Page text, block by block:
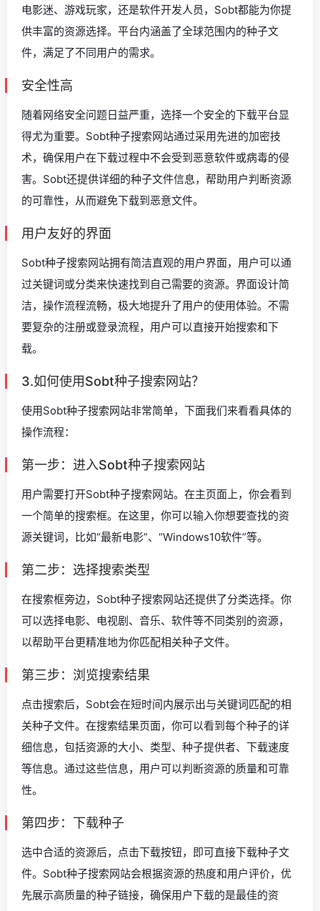
电影迷、游戏玩家，还是软件开发人员，Sobt都能为你提
供丰富的资源选择。平台内涵盖了全球范围内的种子文
件，满足了不同用户的需求。
安全性高
随着网络安全问题日益严重，选择一个安全的下载平台显
得尤为重要。Sobt种子搜索网站通过采用先进的加密技
术，确保用户在下载过程中不会受到恶意软件或病毒的侵
害。Sobt还提供详细的种子文件信息，帮助用户判断资源
的可靠性，从而避免下载到恶意文件。
用户友好的界面
Sobt种子搜索网站拥有简洁直观的用户界面，用户可以通
过关键词或分类来快速找到自己需要的资源。界面设计简
洁，操作流程流畅，极大地提升了用户的使用体验。不需
要复杂的注册或登录流程，用户可以直接开始搜索和下
载。
3.如何使用Sobt种子搜索网站？
使用Sobt种子搜索网站非常简单，下面我们来看看具体的
操作流程：
第一步：进入Sobt种子搜索网站
用户需要打开Sobt种子搜索网站。在主页面上，你会看到
一个简单的搜索框。在这里，你可以输入你想要查找的资
源关键词，比如“最新电影”、“Windows10软件”等。
第二步：选择搜索类型
在搜索框旁边，Sobt种子搜索网站还提供了分类选择。你
可以选择电影、电视剧、音乐、软件等不同类别的资源，
以帮助平台更精准地为你匹配相关种子文件。
第三步：浏览搜索结果
点击搜索后，Sobt会在短时间内展示出与关键词匹配的相
关种子文件。在搜索结果页面，你可以看到每个种子的详
细信息，包括资源的大小、类型、种子提供者、下载速度
等信息。通过这些信息，用户可以判断资源的质量和可靠
性。
第四步：下载种子
选中合适的资源后，点击下载按钮，即可直接下载种子文
件。Sobt种子搜索网站会根据资源的热度和用户评价，优
先展示高质量的种子链接，确保用户下载的是最佳的资